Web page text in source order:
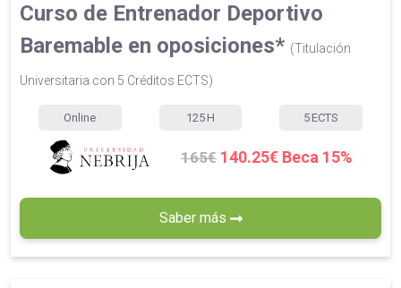
Curso de Entrenador Deportivo
Baremable en oposiciones* (Titulación
Universitaria con 5 Créditos ECTS)
Online 125 H 5 ECTS
165€ 140.25€ Beca 15%
Saber más